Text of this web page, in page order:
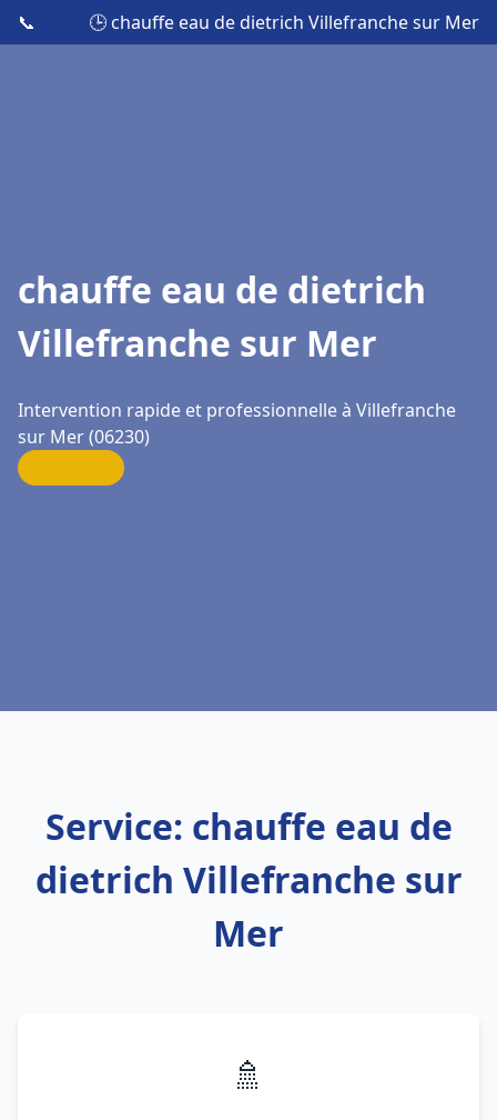
📞 🕒 chauffe eau de dietrich Villefranche sur Mer
chauffe eau de dietrich
Villefranche sur Mer
Intervention rapide et professionnelle à Villefranche
sur Mer (06230)
Service: chauffe eau de
dietrich Villefranche sur
Mer
🚿